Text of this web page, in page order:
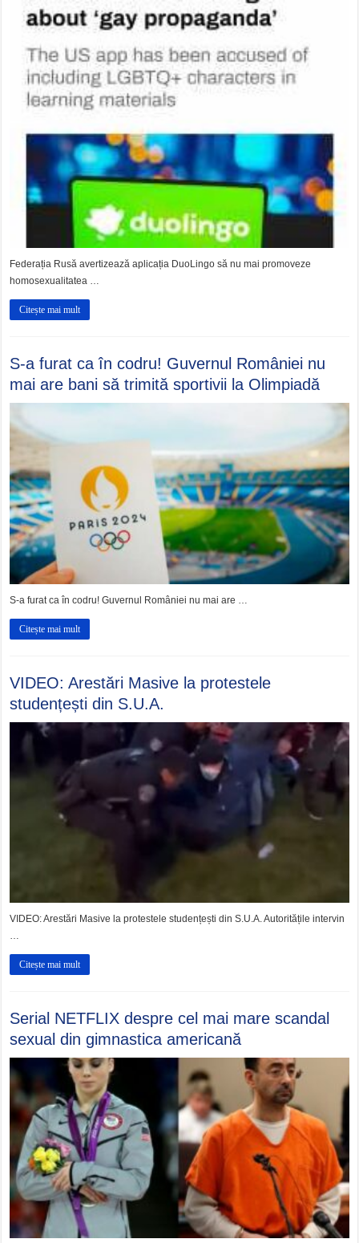
Federația Rusă avertizează aplicația DuoLingo să nu mai promoveze
homosexualitatea …
Citește mai mult
S-a furat ca în codru! Guvernul României nu
mai are bani să trimită sportivii la Olimpiadă
S-a furat ca în codru! Guvernul României nu mai are …
Citește mai mult
VIDEO: Arestări Masive la protestele
studențești din S.U.A.
VIDEO: Arestări Masive la protestele studențești din S.U.A. Autoritățile intervin
…
Citește mai mult
Serial NETFLIX despre cel mai mare scandal
sexual din gimnastica americană